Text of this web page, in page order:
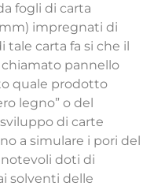
fogli di carta
impregnati di
tale carta fa si che il
pannello
quale prodotto
legno” o del
di carte
a simulare i pori del
doti di
solventi delle